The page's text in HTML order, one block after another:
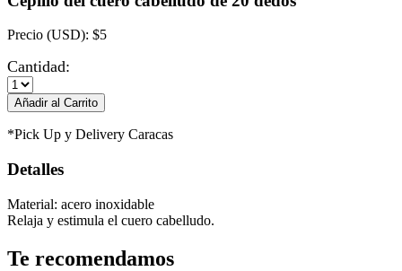
Precio (USD): $5
Cantidad:
*Pick Up y Delivery Caracas
Detalles
Material: acero inoxidable
Relaja y estimula el cuero cabelludo.
Te recomendamos